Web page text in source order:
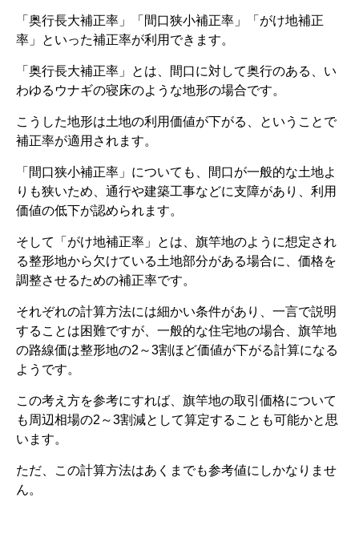
「奥行長大補正率」「間口狭小補正率」「がけ地補正
率」といった補正率が利用できます。
「奥行長大補正率」とは、間口に対して奥行のある、い
わゆるウナギの寝床のような地形の場合です。
こうした地形は土地の利用価値が下がる、ということで
補正率が適用されます。
「間口狭小補正率」についても、間口が一般的な土地よ
りも狭いため、通行や建築工事などに支障があり、利用
価値の低下が認められます。
そして「がけ地補正率」とは、旗竿地のように想定され
る整形地から欠けている土地部分がある場合に、価格を
調整させるための補正率です。
それぞれの計算方法には細かい条件があり、一言で説明
することは困難ですが、一般的な住宅地の場合、旗竿地
の路線価は整形地の2～3割ほど価値が下がる計算になる
ようです。
この考え方を参考にすれば、旗竿地の取引価格について
も周辺相場の2～3割減として算定することも可能かと思
います。
ただ、この計算方法はあくまでも参考値にしかなりませ
ん。